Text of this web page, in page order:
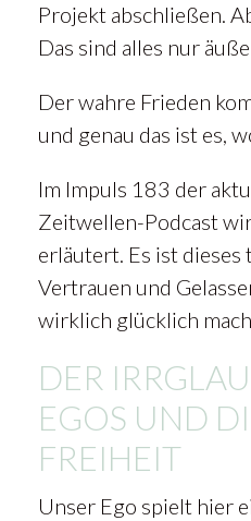
Projekt abschließen.
Das sind alles nur
Der wahre Frieden
und genau das ist es,
Im Impuls 183 der
Zeitwellen-Podcast
erläutert. Es ist dieses
Vertrauen und
wirklich glücklich
DER
EGOS UND
FREIHEIT
Unser Ego spielt hier